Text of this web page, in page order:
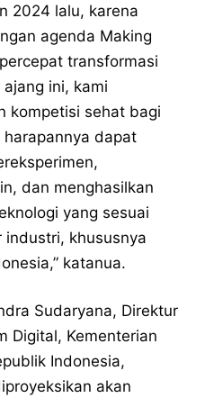
2024 lalu, karena
agenda Making
transformasi
ini, kami
kompetisi sehat bagi
dapat
dan menghasilkan
yang sesuai
khususnya
katanua.
Sudaryana, Direktur
Digital, Kementerian
Indonesia,
akan